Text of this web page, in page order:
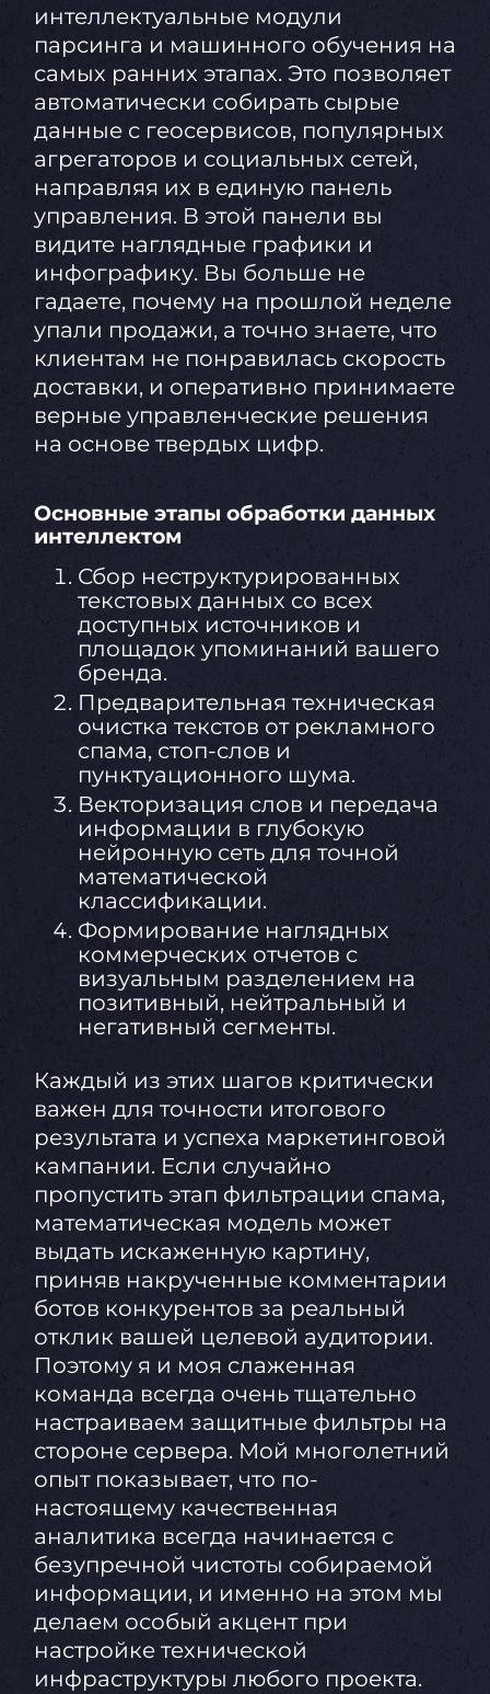
интеллектуальные модули
парсинга и машинного обучения на
самых ранних этапах. Это позволяет
автоматически собирать сырые
данные с геосервисов, популярных
агрегаторов и социальных сетей,
направляя их в единую панель
управления. В этой панели вы
видите наглядные графики и
инфографику. Вы больше не
гадаете, почему на прошлой неделе
упали продажи, а точно знаете, что
клиентам не понравилась скорость
доставки, и оперативно принимаете
верные управленческие решения
на основе твердых цифр.
Основные этапы обработки данных
интеллектом
Сбор неструктурированных
текстовых данных со всех
доступных источников и
площадок упоминаний вашего
бренда.
Предварительная техническая
очистка текстов от рекламного
спама, стоп-слов и
пунктуационного шума.
Векторизация слов и передача
информации в глубокую
нейронную сеть для точной
математической
классификации.
Формирование наглядных
коммерческих отчетов с
визуальным разделением на
позитивный, нейтральный и
негативный сегменты.
Каждый из этих шагов критически
важен для точности итогового
результата и успеха маркетинговой
кампании. Если случайно
пропустить этап фильтрации спама,
математическая модель может
выдать искаженную картину,
приняв накрученные комментарии
ботов конкурентов за реальный
отклик вашей целевой аудитории.
Поэтому я и моя слаженная
команда всегда очень тщательно
настраиваем защитные фильтры на
стороне сервера. Мой многолетний
опыт показывает, что по-
настоящему качественная
аналитика всегда начинается с
безупречной чистоты собираемой
информации, и именно на этом мы
делаем особый акцент при
настройке технической
инфраструктуры любого проекта.